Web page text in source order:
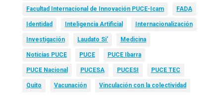
Facultad Internacional de Innovación PUCE-Icam FADA
Identidad Inteligencia Artificial Internacionalización
Investigación Laudato Si’ Medicina
Noticias PUCE PUCE PUCE Ibarra
PUCE Nacional PUCESA PUCESI PUCE TEC
Quito Vacunación Vinculación con la colectividad